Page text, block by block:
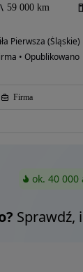
59 000 km
Pierwsza (Śląskie)
• Opublikowano
Firma
ok. 40
Sprawdź,